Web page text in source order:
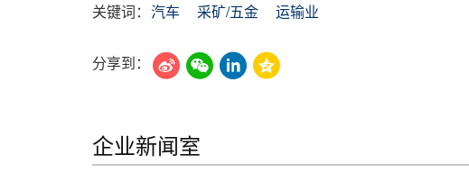
关键词： 汽车 采矿/五金 运输业
分享到：
企业新闻室